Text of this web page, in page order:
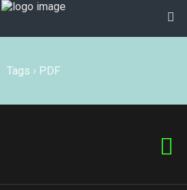
Tags › PDF